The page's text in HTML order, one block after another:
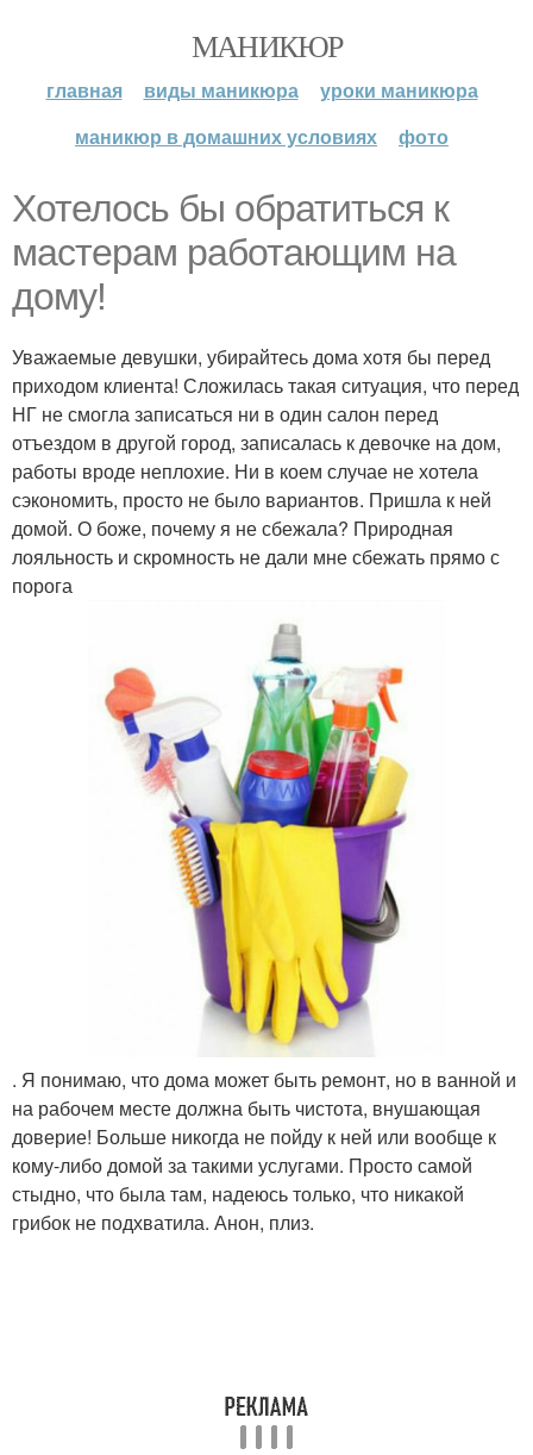
МАНИКЮР
главная виды маникюра
уроки маникюра
маникюр в домашних условиях
фото
Хотелось бы обратиться к
мастерам работающим на
дому!
Уважаемые девушки, убирайтесь дома хотя бы перед
приходом клиента! Сложилась такая ситуация, что перед
НГ не смогла записаться ни в один салон перед
отъездом в другой город, записалась к девочке на дом,
работы вроде неплохие. Ни в коем случае не хотела
сэкономить, просто не было вариантов. Пришла к ней
домой. О боже, почему я не сбежала? Природная
лояльность и скромность не дали мне сбежать прямо с
порога
. Я понимаю, что дома может быть ремонт, но в ванной и
на рабочем месте должна быть чистота, внушающая
доверие! Больше никогда не пойду к ней или вообще к
кому-либо домой за такими услугами. Просто самой
стыдно, что была там, надеюсь только, что никакой
грибок не подхватила. Анон, плиз.